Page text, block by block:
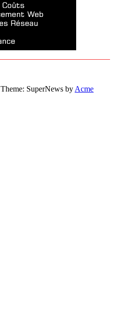
Theme: SuperNews by Acme